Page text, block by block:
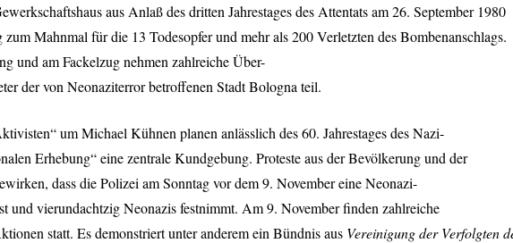
aus Anlaß des dritten Jahrestages des Attentats am 26. September 1980
Mahnmal für die 13 Todesopfer und mehr als 200 Verletzten des Bombenanschlags.
und am Fackelzug nehmen zahlreiche Über-
der von Neonaziterror betroffenen Stadt Bologna teil.
um Michael Kühnen planen anlässlich des 60. Jahrestages des Nazi-
Erhebung“ eine zentrale Kundgebung. Proteste aus der Bevölkerung und der
dass die Polizei am Sonntag vor dem 9. November eine Neonazi-
und vierundachtzig Neonazis festnimmt. Am 9. November finden zahlreiche
statt. Es demonstriert unter anderem ein Bündnis aus Vereinigung der Verfolgten